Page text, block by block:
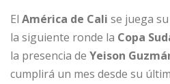
El América de Cali se juega
la siguiente ronde la Copa
la presencia de Yeison
cumplirá un mes desde su